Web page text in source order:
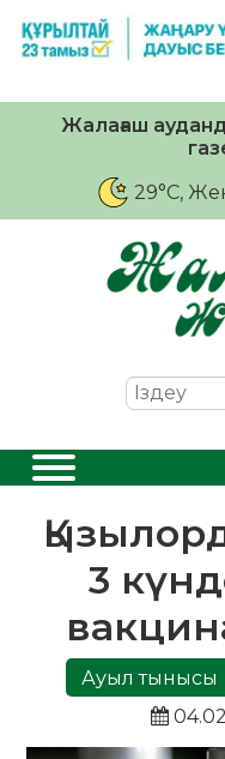
Жалағаш
29°C,
3
Ауыл тынысы